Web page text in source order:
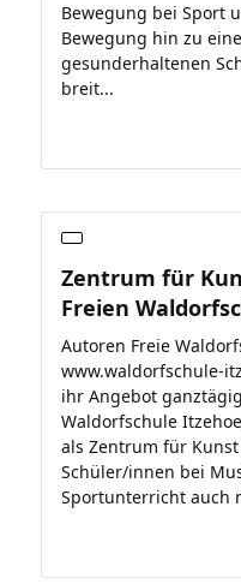
Bewegung bei Sport
Bewegung hin zu
gesunderhaltenen
breit...
Zentrum für
Freien
Autoren Freie
www.waldorfschule-
ihr Angebot
Waldorfschule
als Zentrum für
Schüler/innen bei
Sportunterricht auch